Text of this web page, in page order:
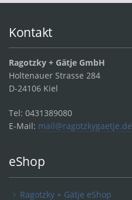
Kontakt
Ragotzky + Gätje GmbH
Holtenauer Strasse 284
D-24106 Kiel
Tel: 0431389080
E-Mail: mail@ragotzkygaetje.de
eShop
Ragotzky + Gätje eShop